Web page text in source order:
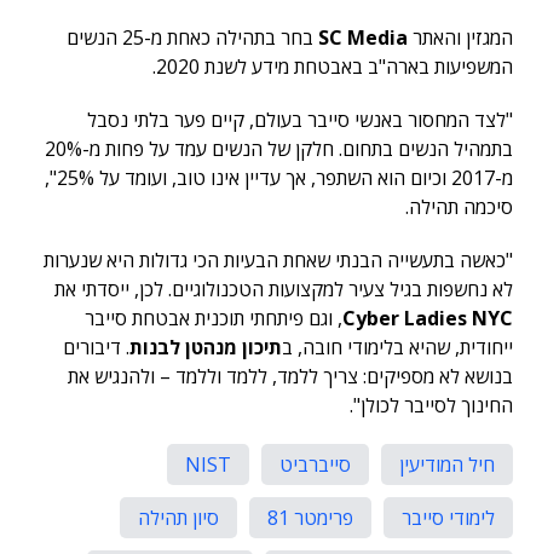
המגזין והאתר SC Media
בחר בתהילה כאחת מ-25 הנשים
המשפיעות בארה"ב באבטחת מידע לשנת 2020.
"לצד המחסור באנשי סייבר בעולם, קיים פער בלתי נסבל
בתמהיל הנשים בתחום. חלקן של הנשים עמד על פחות מ-20%
מ-2017 וכיום הוא השתפר, אך עדיין אינו טוב, ועומד על 25%",
סיכמה תהילה.
"כאשה בתעשייה הבנתי שאחת הבעיות הכי גדולות היא שנערות
לא נחשפות בגיל צעיר למקצועות הטכנולוגיים. לכן, ייסדתי את
Cyber ​​​​Ladies NYC, וגם פיתחתי תוכנית אבטחת סייבר
ייחודית, שהיא בלימודי חובה, בתיכון מנהטן לבנות. דיבורים
בנושא לא מספיקים: צריך ללמד, ללמד וללמד – ולהנגיש את
החינוך לסייבר לכולן".
חיל המודיעין סייברביט
NIST
לימודי סייבר
פרימטר 81
סיון תהילה